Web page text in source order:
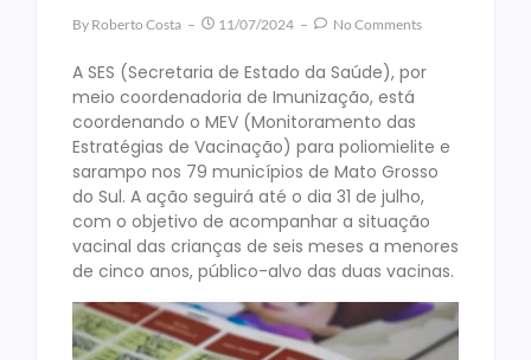
By Roberto Costa 11/07/2024 No Comments
A SES (Secretaria de Estado da Saúde), por
meio coordenadoria de Imunização, está
coordenando o MEV (Monitoramento das
Estratégias de Vacinação) para poliomielite e
sarampo nos 79 municípios de Mato Grosso
do Sul. A ação seguirá até o dia 31 de julho,
com o objetivo de acompanhar a situação
vacinal das crianças de seis meses a menores
de cinco anos, público-alvo das duas vacinas.